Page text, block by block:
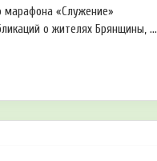
марафона «Служение»
о жителях Брянщины, ...